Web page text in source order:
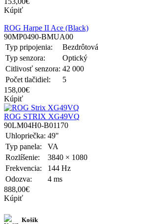
Kúpiť
ROG Harpe II Ace (Black)
90MP0490-BMUA00
Typ pripojenia:
Bezdrôtová
Typ senzora:
Optický
Citlivosť senzora: 42 000
Počet tlačidiel:
5
158,00€
Kúpiť
ROG STRIX XG49VQ
90LM04H0-B01170
Uhlopriečka: 49"
Typ panela:
VA
Rozlíšenie:
3840 × 1080
Frekvencia:
144 Hz
Odozva:
4 ms
888,00€
Kúpiť
Košík